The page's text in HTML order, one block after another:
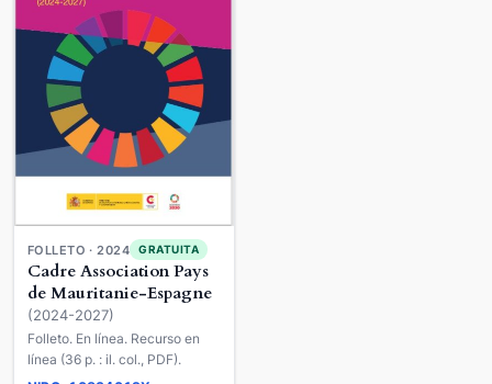
FOLLETO · 2024 GRATUITA
Cadre Association Pays
de Mauritanie-Espagne
(2024-2027)
Folleto. En línea. Recurso en
línea (36 p. : il. col., PDF).